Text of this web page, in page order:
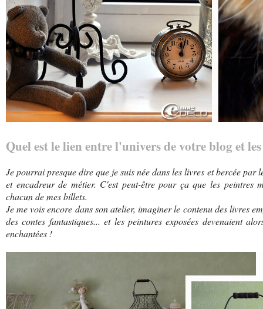
Quel est le lien entre l'univers de votre blog et
Je pourrai presque dire que je suis née dans les livres et bercée
et encadreur de métier. C'est peut-être pour ça que les
chacun de mes billets.
Je me vois encore dans son atelier, imaginer le contenu des livres
des contes fantastiques... et les peintures exposées devenaient
enchantées !